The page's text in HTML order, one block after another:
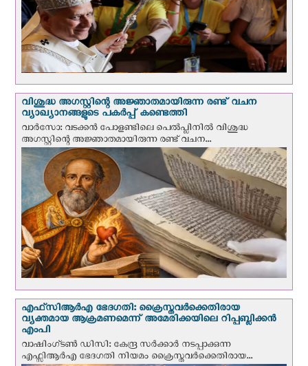
വിശുദ്ധ അഗസ്റ്റിന്റെ അജ്ഞാതമായിരുന്ന രണ്ട് വചന
വ്യാഖ്യാനങ്ങളുടെ പകര്‍പ്പ് കണ്ടെത്തി
വാര്‍സോ: വടക്കൻ പോളണ്ടിലെ പെൽപ്ലിനില്‍ വിശുദ്ധ
അഗസ്റ്റിന്റെ അജ്ഞാതമായിരുന്ന രണ്ട് വചന...
എഫ്‌സി‌ആര്‍‌എ ഭേദഗതി: ക്രൈസ്തവർക്കെതിരായ
വ്യക്തമായ ആക്രമണമെന്ന് അമേരിക്കയിലെ റിപ്പബ്ലിക്കൻ
എംപി
വാഷിംഗ്ടണ്‍ ഡി‌സി: കേന്ദ്ര സർക്കാർ നടപ്പാക്കുന്ന
എഫ്സിആർഎ ഭേദഗതി നിയമം ക്രൈസ്തവർക്കെതിരായ...